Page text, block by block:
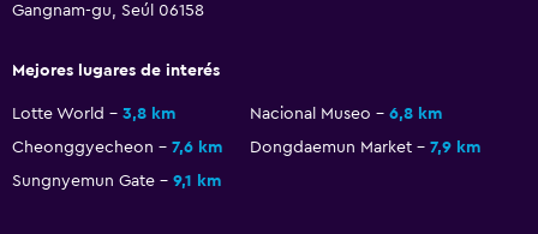
Gangnam-gu, Seúl 06158
Mejores lugares de interés
Lotte World 3,8 km Nacional Museo
6,8 km
Cheonggyecheon
7,6 km Dongdaemun Market
7,9 km
Sungnyemun Gate
9,1 km